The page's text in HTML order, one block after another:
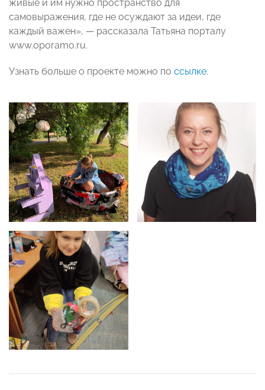
живые и им нужно пространство для
самовыражения, где не осуждают за идеи, где
каждый важен», — рассказала Татьяна порталу
www.oporamo.ru.
Узнать больше о проекте можно по ссылке.